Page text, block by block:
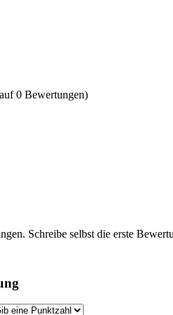
0 Bewertungen)
Schreibe selbst die erste